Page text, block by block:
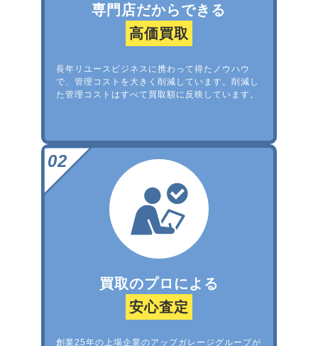
専門店だからできる
高価買取
長年リユースビジネスに携わって得たノウハウ
で、管理コストを大きく削減しています。削減し
た管理コストはすべて買取額に反映しています。
買取のプロによる
安心査定
創業25年の上場企業のアップガレージグループが